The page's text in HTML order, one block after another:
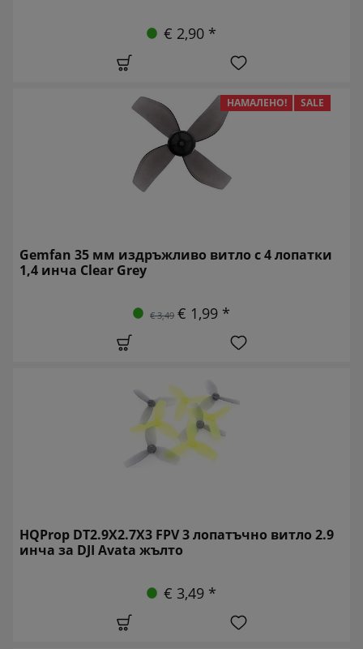
€ 2,90 *
НАМАЛЕНО! SALE
Gemfan 35 мм издръжливо витло с 4 лопатки
1,4 инча Clear Grey
€ 3,49 € 1,99 *
HQProp DT2.9X2.7X3 FPV 3 лопатъчно витло 2.9
инча за DJI Avata жълто
€ 3,49 *